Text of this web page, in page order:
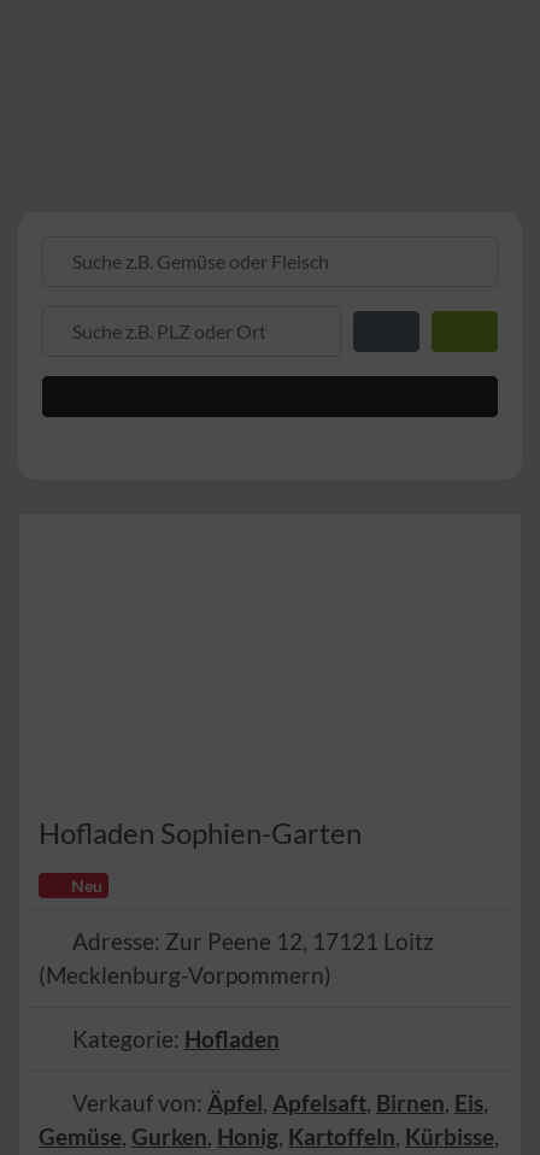
Hofladen Sophien-Garten
Neu
Adresse: Zur Peene 12, 17121 Loitz
(Mecklenburg-Vorpommern)
Kategorie: Hofladen
Verkauf von: Äpfel, Apfelsaft, Birnen, Eis,
Gemüse, Gurken, Honig, Kartoffeln, Kürbisse,